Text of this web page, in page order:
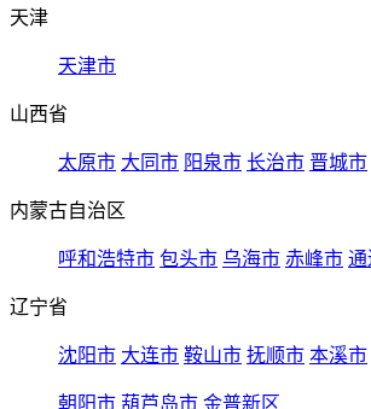
天津
天津市
山西省
太原市 大同市 阳泉市 长治市 晋城市
内蒙古自治区
呼和浩特市 包头市 乌海市 赤峰市 通
辽宁省
沈阳市 大连市 鞍山市 抚顺市 本溪市
朝阳市 葫芦岛市 金普新区